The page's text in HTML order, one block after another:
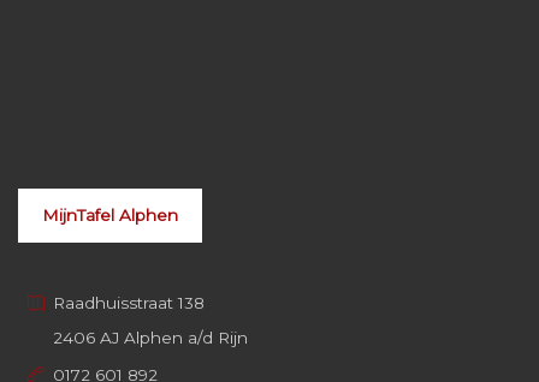
MijnTafel Alphen
Raadhuisstraat 138
2406 AJ Alphen a/d Rijn
0172 601 892